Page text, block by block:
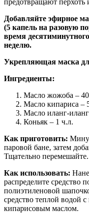
предотвращают перхоть
Добавляйте эфирное
(5 капель на разовую
время
неделю.
Укрепляющая маска
Ингредиенты:
Масло жожоба –
Масло кипариса –
Масло иланг-
Коньяк – 1 ч.л.
Как приготовить:
паровой бане, затем
Тщательно перемешайте.
Как использовать:
распределите средство
полиэтиленовой
средство теплой водой
кипарисовым маслом.